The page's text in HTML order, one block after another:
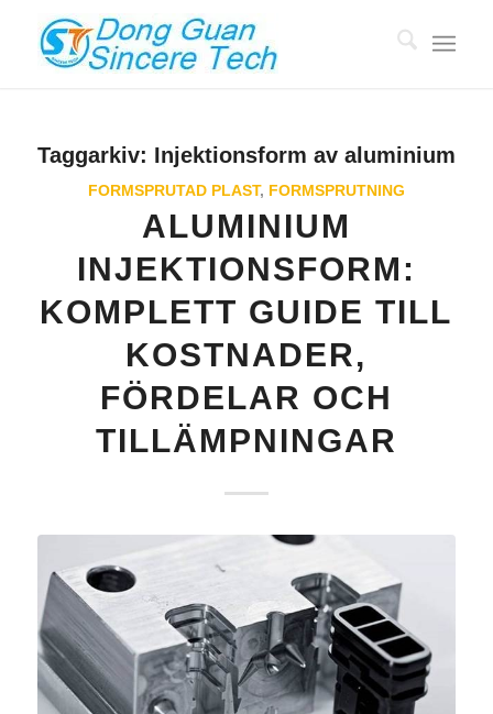
Taggarkiv: Injektionsform av aluminium
FORMSPRUTAD PLAST, FORMSPRUTNING
ALUMINIUM
INJEKTIONSFORM:
KOMPLETT GUIDE TILL
KOSTNADER,
FÖRDELAR OCH
TILLÄMPNINGAR